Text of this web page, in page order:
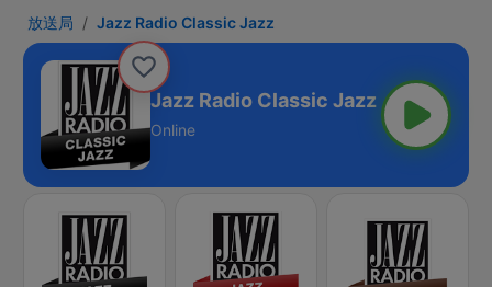
放送局 Jazz Radio Classic Jazz
Jazz Radio Classic Jazz
Online